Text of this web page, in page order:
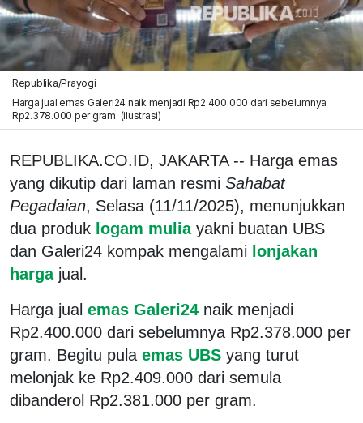
Republika/Prayogi
Harga jual emas Galeri24 naik menjadi Rp2.400.000 dari sebelumnya
Rp2.378.000 per gram. (ilustrasi)
REPUBLIKA.CO.ID, JAKARTA -- Harga emas
yang dikutip dari laman resmi Sahabat
Pegadaian, Selasa (11/11/2025), menunjukkan
dua produk logam mulia yakni buatan UBS
dan Galeri24 kompak mengalami lonjakan
harga jual.
Harga jual emas Galeri24 naik menjadi
Rp2.400.000 dari sebelumnya Rp2.378.000 per
gram. Begitu pula emas UBS yang turut
melonjak ke Rp2.409.000 dari semula
dibanderol Rp2.381.000 per gram.